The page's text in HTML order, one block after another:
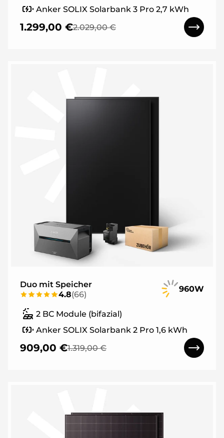
Anker SOLIX Solarbank 3 Pro 2,7 kWh
1.299,00 €2.029,00 €
Duo mit Speicher
4.8(66)
960W
2 BC Module (bifazial)
Anker SOLIX Solarbank 2 Pro 1,6 kWh
909,00 €1.319,00 €